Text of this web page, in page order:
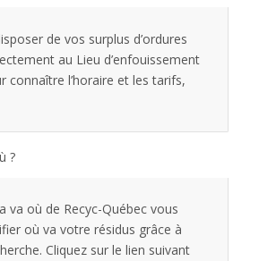
de vos surplus d’ordures
au Lieu d’enfouissement
connaître l’horaire et les tarifs,
?
va où de Recyc-Québec vous
où va votre résidus grâce à
Cliquez sur le lien suivant